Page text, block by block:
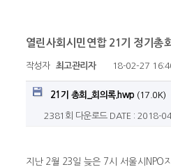
열린사회시민연합 21기 정기총
작성자 최고관리자 18-02-27
21기 총회_회의록.hwp (17.0K)
2381회 다운로드 DATE : 2018-
지난 2월 23일 늦은 7시 서울시NPO